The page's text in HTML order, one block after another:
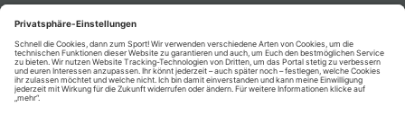
SITEMAP
Kontakt
KONTAKT